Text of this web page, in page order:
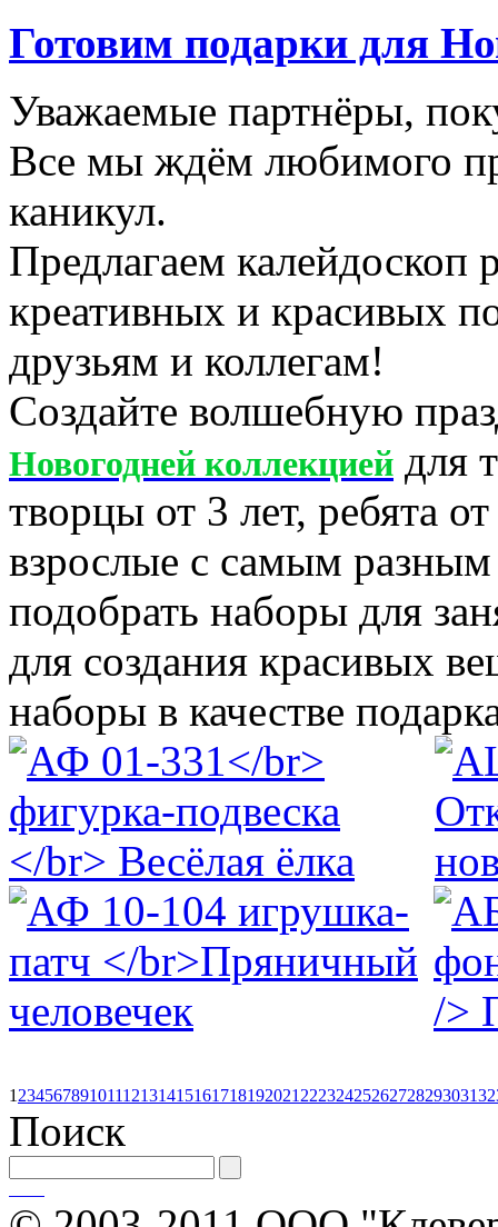
Готовим подарки для
Уважаемые партнёры,
Все мы ждём любимого
каникул.
Предлагаем калейдоскоп
креативных и красивых
друзьям и коллегам!
Создайте волшебную
Новогодней коллекцией для
творцы от 3 лет, ребята
взрослые с самым разным
подобрать наборы для
для создания красивых
наборы в качестве
1 23456789101112131415161718192021 2223242526272829303132
Поиск